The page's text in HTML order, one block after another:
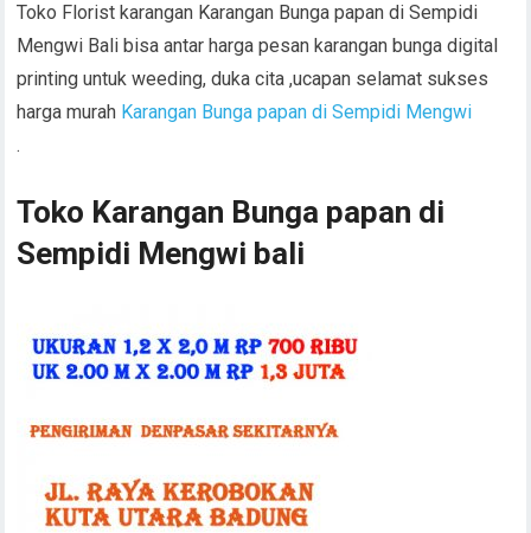
Toko Florist karangan Karangan Bunga papan di Sempidi
Mengwi Bali bisa antar harga pesan karangan bunga digital
printing untuk weeding, duka cita ,ucapan selamat sukses
harga murah Karangan Bunga papan di Sempidi Mengwi
.
Toko Karangan Bunga papan di
Sempidi Mengwi bali